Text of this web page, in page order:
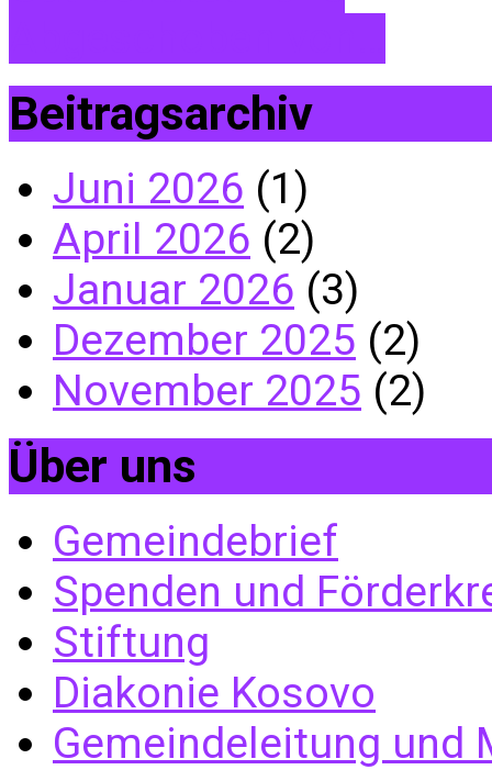
Beitragsarchiv
Juni 2026 (1)
April 2026 (2)
Januar 2026 (3)
Dezember 2025 (2)
November 2025 (2)
Über uns
Gemeindebrief
Spenden und
Stiftung
Diakonie Kosovo
Gemeindeleitung und